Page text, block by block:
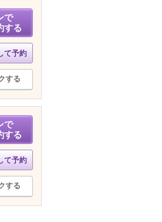
で
する
て予約
する
で
する
て予約
する